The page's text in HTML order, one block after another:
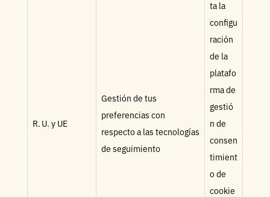
R. U. y UE
Gestión de tus
preferencias con
respecto a las tecnologías
de seguimiento
ta la
configu
ración
de la
platafo
rma de
gestió
n de
consen
timient
o de
cookie